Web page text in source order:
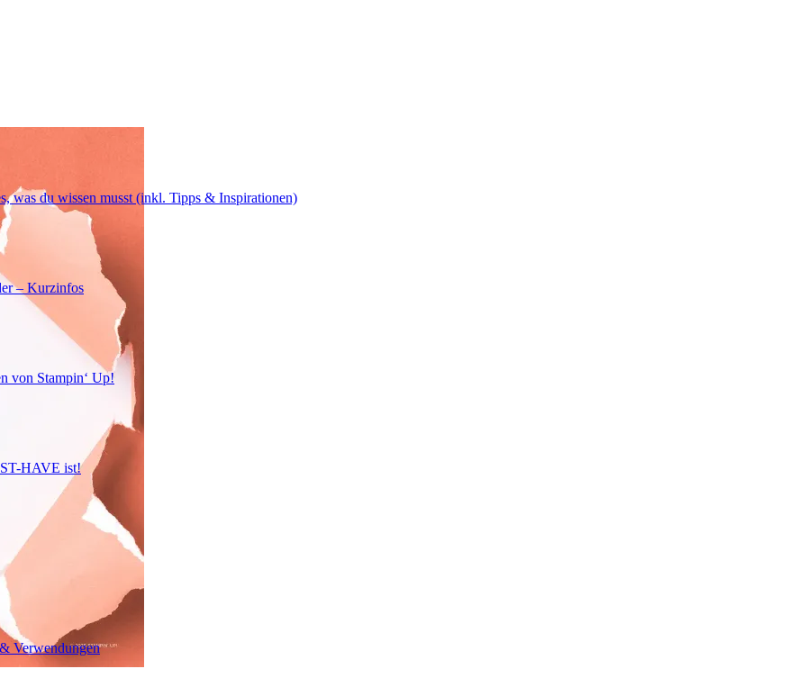
was du wissen musst (inkl. Tipps & Inspirationen)
– Kurzinfos
von Stampin‘ Up!
HAVE ist!
Verwendungen